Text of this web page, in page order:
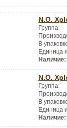
N.O.
Группа:
В
Единица
Наличие:
N.O.
Группа:
В
Единица
Наличие: